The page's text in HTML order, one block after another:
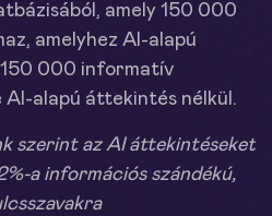
amely 150 000
amelyhez AI-alapú
000 informatív
AI-alapú áttekintés nélkül.
szerint az AI áttekintéseket
a információs szándékú,